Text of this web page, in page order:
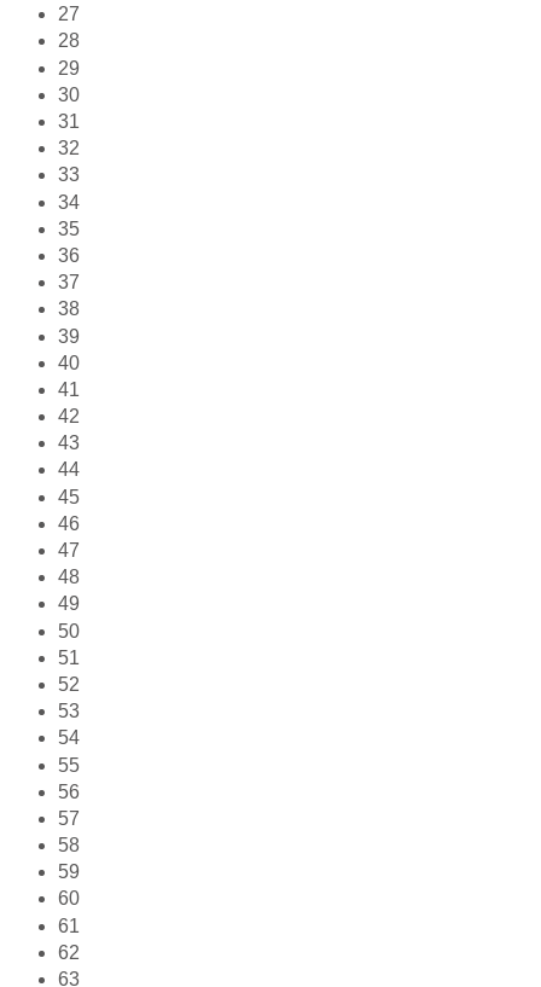
27
28
29
30
31
32
33
34
35
36
37
38
39
40
41
42
43
44
45
46
47
48
49
50
51
52
53
54
55
56
57
58
59
60
61
62
63